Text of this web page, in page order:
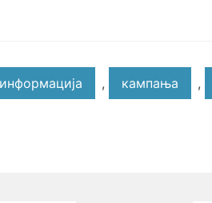
информација , кампања ,